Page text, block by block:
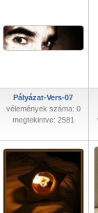
Pályázat-Vers-07
vélemények száma: 0
megtekintve: 2581